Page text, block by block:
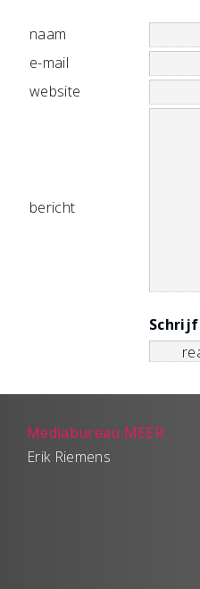
naam
e-mail
website
bericht
Mediabureau MEER
Erik Riemens